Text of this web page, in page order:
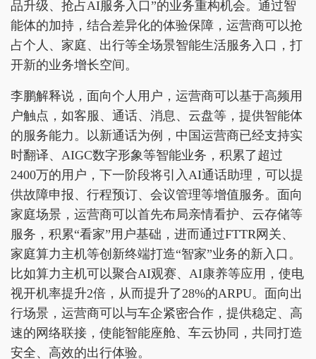
品升级、抢占AI服务入口”的业务重构机会。通过智
能体的加持，结合差异化的体验保障，运营商可以抢
占个人、家庭、出行等全场景智能生活服务入口，打
开新的业务增长空间。
李鹏解释说，面向个人用户，运营商可以基于高频用
户触点，如客服、通话、消息、云盘等，提供智能体
的服务能力。以新通话为例，中国运营商已经支持实
时翻译、AIGC数字形象等智能业务，积累了超过
2400万的用户，下一阶段将引入AI通话助理，可以提
供故障申报、行程预订、会议管理等增值服务。面向
家庭场景，运营商可以首先布局亲情看护、云存储等
服务，积累“看家”用户基础，进而通过FTTR网关、
家庭算力主机等创新终端打造“智家”业务的新入口。
比如算力主机可以聚合AI观赛、AI康养等应用，使电
视开机率提升2倍，从而提升了28%的ARPU。面向出
行场景，运营商可以与车企紧密合作，提供稳定、高
速的网络联接，使能智能座舱、车云协同，共同打造
安全、高效的出行体验。